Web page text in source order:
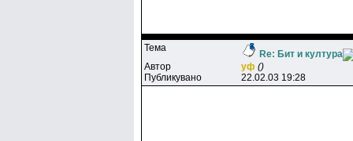
Тема
Re: Бит и култура
Автор
yф ()
Публикувано
22.02.03 19:28